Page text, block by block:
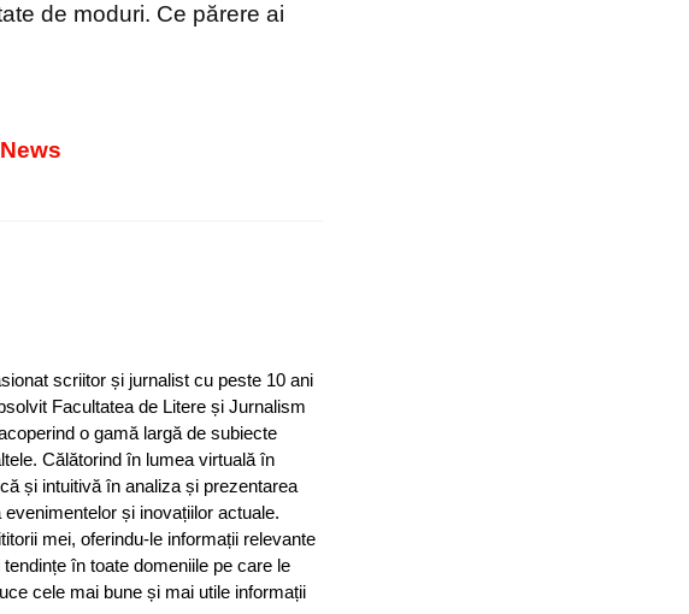
de moduri. Ce părere ai
scriitor și jurnalist cu peste 10 ani
Facultatea de Litere și Jurnalism
o gamă largă de subiecte
Călătorind în lumea virtuală în
și intuitivă în analiza și prezentarea
și inovațiilor actuale.
mei, oferindu-le informații relevante
în toate domeniile pe care le
cele mai bune și mai utile informații